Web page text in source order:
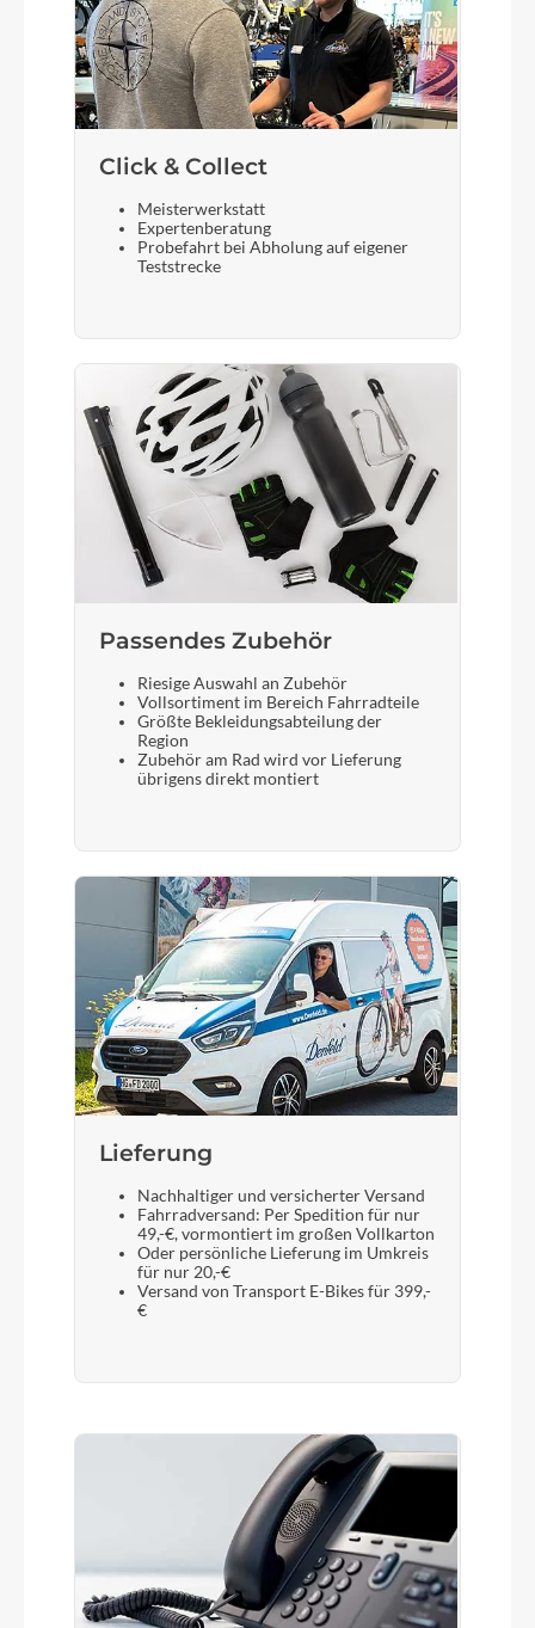
Click & Collect
Meisterwerkstatt
Expertenberatung
Probefahrt bei Abholung auf eigener
Teststrecke
Passendes Zubehör
Riesige Auswahl an Zubehör
Vollsortiment im Bereich Fahrradteile
Größte Bekleidungsabteilung der
Region
Zubehör am Rad wird vor Lieferung
übrigens direkt montiert
Lieferung
Nachhaltiger und versicherter Versand
Fahrradversand: Per Spedition für nur
49,-€, vormontiert im großen Vollkarton
Oder persönliche Lieferung im Umkreis
für nur 20,-€
Versand von Transport E-Bikes für 399,-
€